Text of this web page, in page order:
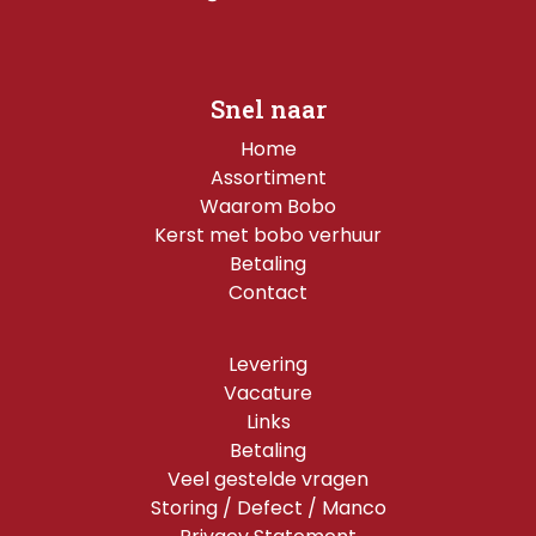
Snel naar
Home
Assortiment
Waarom Bobo
Kerst met bobo verhuur
Betaling
Contact
Levering
Vacature
Links
Betaling
Veel gestelde vragen
Storing / Defect / Manco